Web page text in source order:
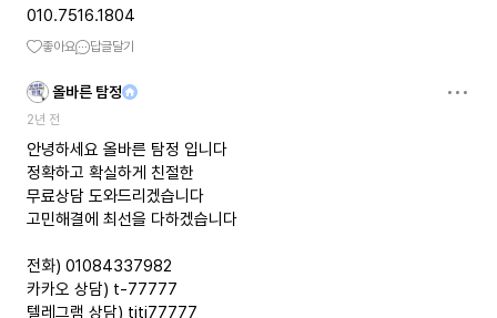
010.7516.1804
좋아요 답글달기
올바른 탐정
2년 전
안녕하세요 올바른 탐정 입니다
정확하고 확실하게 친절한
무료상담 도와드리겠습니다
고민해결에 최선을 다하겠습니다
전화) 01084337982
카카오 상담) t-77777
텔레그램 상담) tjtj77777